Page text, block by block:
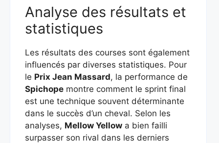
Analyse des résultats et
statistiques
Les résultats des courses sont également
influencés par diverses statistiques. Pour
le Prix Jean Massard, la performance de
Spichope montre comment le sprint final
est une technique souvent déterminante
dans le succès d’un cheval. Selon les
analyses, Mellow Yellow a bien failli
surpasser son rival dans les derniers